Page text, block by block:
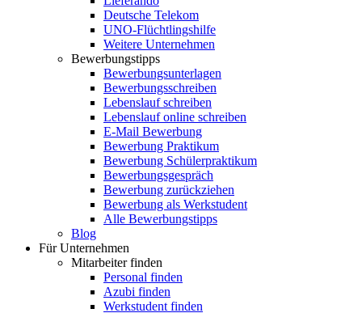
Deutsche Telekom
UNO-Flüchtlingshilfe
Weitere Unternehmen
Bewerbungstipps
Bewerbungsunterlagen
Bewerbungsschreiben
Lebenslauf schreiben
Lebenslauf online schreiben
E-Mail Bewerbung
Bewerbung Praktikum
Bewerbung Schülerpraktikum
Bewerbungsgespräch
Bewerbung zurückziehen
Bewerbung als Werkstudent
Alle Bewerbungstipps
Blog
Für Unternehmen
Mitarbeiter finden
Personal finden
Azubi finden
Werkstudent finden